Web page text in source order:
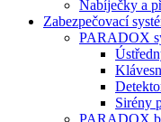
Nabíječky a
Zabezpečovací
PARADOX
Sirény